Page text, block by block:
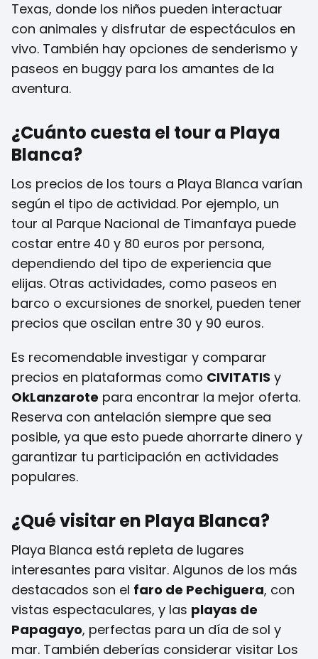
Texas, donde los niños pueden interactuar
con animales y disfrutar de espectáculos en
vivo. También hay opciones de senderismo y
paseos en buggy para los amantes de la
aventura.
¿Cuánto cuesta el tour a Playa
Blanca?
Los precios de los tours a Playa Blanca varían
según el tipo de actividad. Por ejemplo, un
tour al Parque Nacional de Timanfaya puede
costar entre 40 y 80 euros por persona,
dependiendo del tipo de experiencia que
elijas. Otras actividades, como paseos en
barco o excursiones de snorkel, pueden tener
precios que oscilan entre 30 y 90 euros.
Es recomendable investigar y comparar
precios en plataformas como CIVITATIS y
OkLanzarote para encontrar la mejor oferta.
Reserva con antelación siempre que sea
posible, ya que esto puede ahorrarte dinero y
garantizar tu participación en actividades
populares.
¿Qué visitar en Playa Blanca?
Playa Blanca está repleta de lugares
interesantes para visitar. Algunos de los más
destacados son el faro de Pechiguera, con
vistas espectaculares, y las playas de
Papagayo, perfectas para un día de sol y
mar. También deberías considerar visitar Los